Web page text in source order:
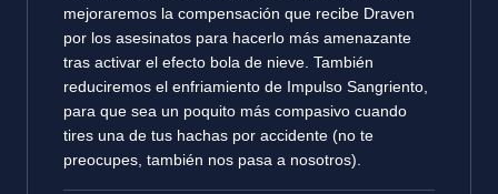
mejoraremos la compensación que recibe Draven
por los asesinatos para hacerlo más amenazante
tras activar el efecto bola de nieve. También
reduciremos el enfriamiento de Impulso Sangriento,
para que sea un poquito más compasivo cuando
tires una de tus hachas por accidente (no te
preocupes, también nos pasa a nosotros).